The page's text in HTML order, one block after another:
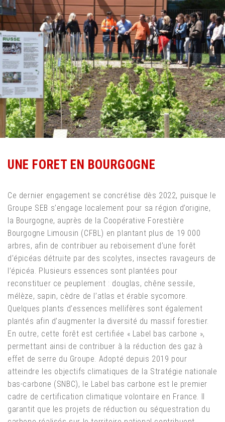
UNE FORET EN BOURGOGNE
Ce dernier engagement se concrétise dès 2022, puisque le
Groupe SEB s’engage localement pour sa région d’origine,
la Bourgogne, auprès de la Coopérative Forestière
Bourgogne Limousin (CFBL) en plantant plus de 19 000
arbres, afin de contribuer au reboisement d’une forêt
d’épicéas détruite par des scolytes, insectes ravageurs de
l’épicéa. Plusieurs essences sont plantées pour
reconstituer ce peuplement : douglas, chêne sessile,
mélèze, sapin, cèdre de l’atlas et érable sycomore.
Quelques plants d’essences mellifères sont également
plantés afin d’augmenter la diversité du massif forestier.
En outre, cette forêt est certifiée « Label bas carbone »,
permettant ainsi de contribuer à la réduction des gaz à
effet de serre du Groupe. Adopté depuis 2019 pour
atteindre les objectifs climatiques de la Stratégie nationale
bas-carbone (SNBC), le Label bas carbone est le premier
cadre de certification climatique volontaire en France. Il
garantit que les projets de réduction ou séquestration du